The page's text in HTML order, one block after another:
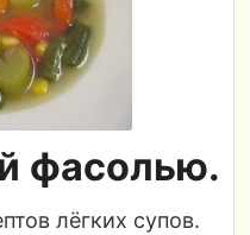
фасолью.
лёгких супов.